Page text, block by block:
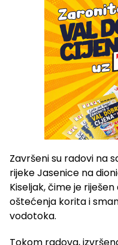
Završeni su radovi na
rijeke Jasenice na
Kiseljak, čime je
oštećenja korita i
vodotoka.